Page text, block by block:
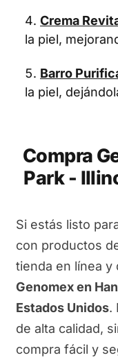
Crema
la piel,
Barro
la piel,
Compra
Park -
Si estás listo
con productos
tienda en línea y
Genomex en
Estados Unidos.
de alta calidad,
compra fácil y